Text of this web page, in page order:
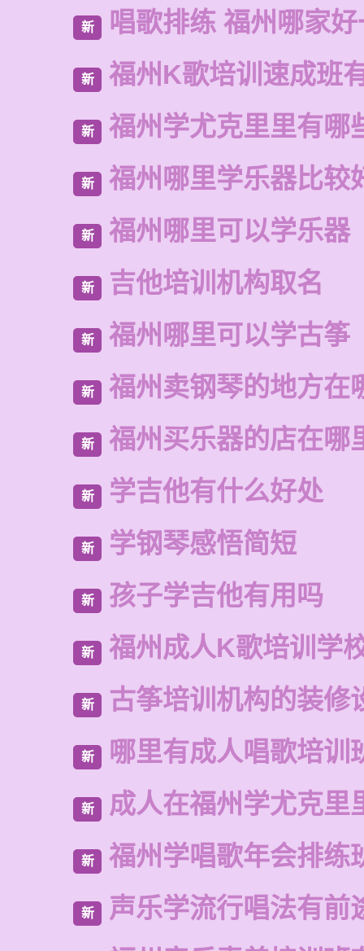
新 唱歌排练 福州哪家
新 福州K歌培训速成班
新 福州学尤克里里有哪
新 福州哪里学乐器比较
新 福州哪里可以学乐器
新 吉他培训机构取名
新 福州哪里可以学古筝
新 福州卖钢琴的地方在
新 福州买乐器的店在哪
新 学吉他有什么好处
新 学钢琴感悟简短
新 孩子学吉他有用吗
新 福州成人K歌培训学
新 古筝培训机构的装修
新 哪里有成人唱歌培训
新 成人在福州学尤克里
新 福州学唱歌年会排练
新
声乐学流行唱法有前